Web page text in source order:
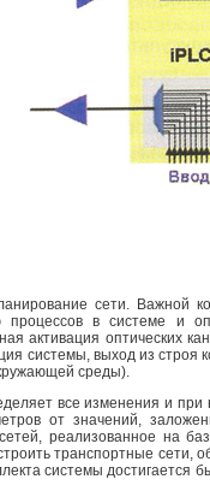
сети. Важной
процессов в системе и
активация
системы, выход из
среды).
все изменения и
от значений,
реализованное на
транспортные
системы